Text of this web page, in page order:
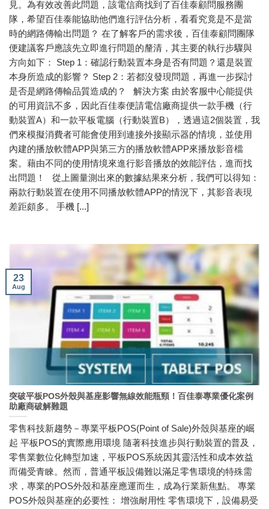
見。為有效改善此問題，該電信商找到了百佳泰顧問服務團
隊，希望百佳泰能協助他們進行評估分析，看看究竟是不是當
時的網路傳輸出問題？ 在了解客戶的需求後，百佳泰顧問團隊
便建議客戶應該先立即進行問題的釐清，其主要的執行步驟與
方向如下： Step 1：確認行動裝置本身是否有問題？還是裝置
本身所造成的影響？ Step 2：若都沒發現問題，再進一步探討
是否是網路傳輸品質造成的？ 解決方案 由於客服中心能提供
的可用資訊不多，因此百佳泰便請電信廠商提供一款手機（行
動裝置A）和一款平板電腦（行動裝置B），透過這2個裝置，我
們來模擬消費者可能會使用到連接外接顯示器的情境，並使用
內建的播放軟體APP與第三方的播放軟體APP來播放影音檔
案。藉由不同的使用情境來進行影音播放的效能評估，進而找
出問題！ 從上圖量測出來的數據結果來分析，我們可以得知：
兩款行動裝置在使用不同播放軟體APP的情況下，其影音表現
差距頗多。 手機 [...]
突破平板POS外殼與基座影響無線效能瓶頸！百佳泰專業優化案例
助廠商破解難題
零售科技新趨勢－專業平板POS(Point of Sale)外殼與基座的崛
起 平板POS的實際應用環境 隨著科技進步與行動裝置的普及，
零售業數位化轉型加速，平板POS系統因其靈活性和成本效益
而備受青睞。然而，普通平板設備難以滿足零售環境的特殊需
求，專業的POS外殼和基座應運而生，成為行業新焦點。 專業
POS外殼與基座的必要性： 增強耐用性 零售環境下，設備易受
23
Aug